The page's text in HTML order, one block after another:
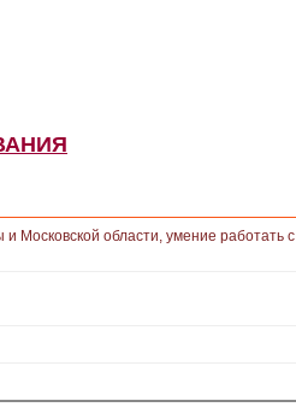
Московской области, умение работать с